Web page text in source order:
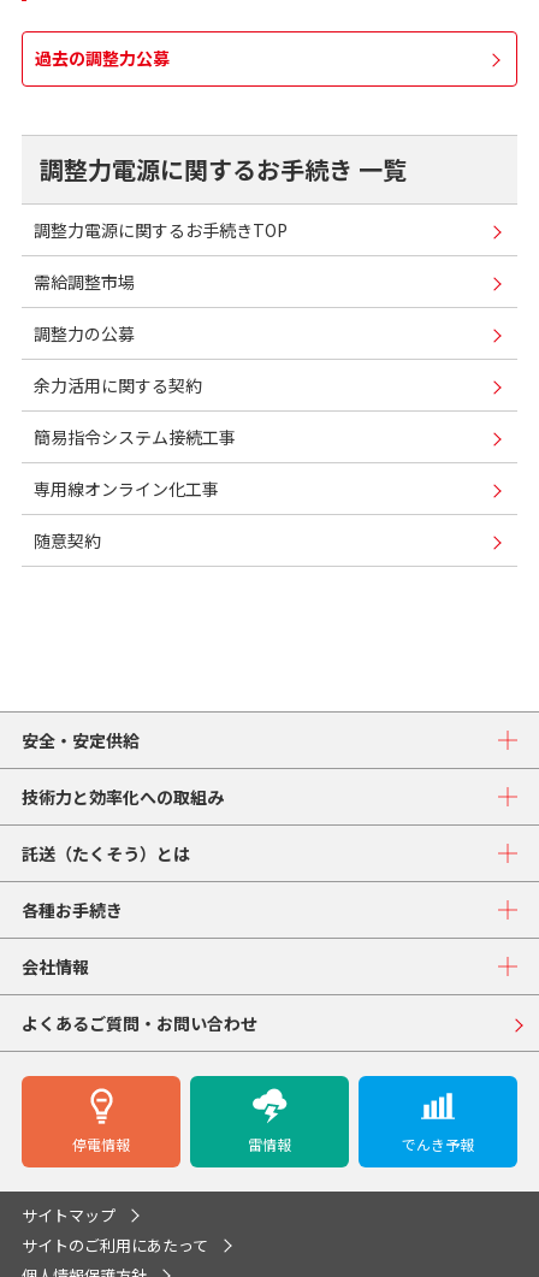
過去の調整力公募
調整力電源に関するお手続き 一覧
調整力電源に関するお手続きTOP
需給調整市場
調整力の公募
余力活用に関する契約
簡易指令システム接続工事
専用線オンライン化工事
随意契約
安全・安定供給
技術力と効率化への取組み
託送（たくそう）とは
各種お手続き
会社情報
よくあるご質問・お問い合わせ
停電情報 雷情報 でんき予報
サイトマップ
サイトのご利用にあたって